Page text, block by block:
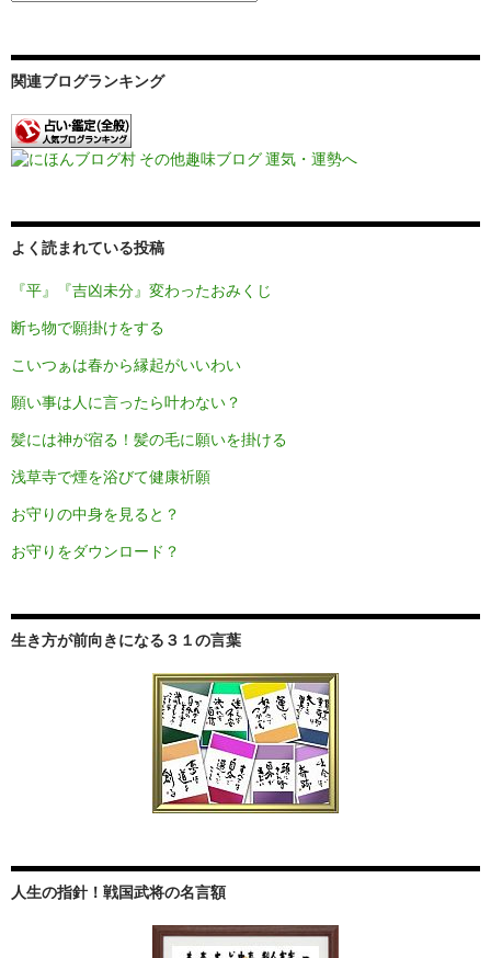
関連ブログランキング
よく読まれている投稿
『平』『吉凶未分』変わったおみくじ
断ち物で願掛けをする
こいつぁは春から縁起がいいわい
願い事は人に言ったら叶わない？
髪には神が宿る！髪の毛に願いを掛ける
浅草寺で煙を浴びて健康祈願
お守りの中身を見ると？
お守りをダウンロード？
生き方が前向きになる３１の言葉
人生の指針！戦国武将の名言額